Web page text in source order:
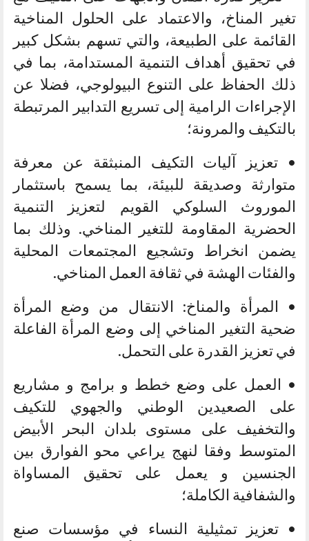
تغير المناخ، والاعتماد على الحلول المناخية
القائمة على الطبيعة، والتي تسهم بشكل كبير
في تحقيق أهداف التنمية المستدامة، بما في
ذلك الحفاظ على التنوع البيولوجي، فضلا عن
الإجراءات الرامية إلى تسريع التدابير المرتبطة
بالتكيف والمرونة؛
• تعزيز آليات التكيف المنبثقة عن معرفة
متوارثة وصديقة للبيئة، بما يسمح باستثمار
الموروث السلوكي القويم لتعزيز التنمية
الحضرية المقاومة للتغير المناخي. وذلك بما
يضمن انخراط وتشجيع المجتمعات المحلية
والفئات الهشة في ثقافة العمل المناخي.
• المرأة والمناخ: الانتقال من وضع المرأة
ضحية التغير المناخي إلى وضع المرأة الفاعلة
في تعزيز القدرة على التحمل.
• العمل على وضع خطط و برامج و مشاريع
على الصعيدين الوطني والجهوي للتكيف
والتخفيف على مستوى بلدان البحر الأبيض
المتوسط وفقا لنهج يراعي محو الفوارق بين
الجنسين و يعمل على تحقيق المساواة
والشفافية الكاملة؛
• تعزيز تمثيلية النساء في مؤسسات صنع